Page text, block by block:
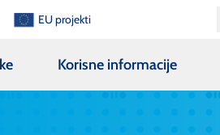
EU projekti
Korisne informacije